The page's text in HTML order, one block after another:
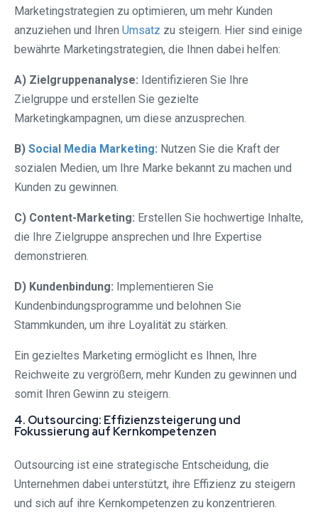
Marketingstrategien zu optimieren, um mehr Kunden
anzuziehen und Ihren Umsatz zu steigern. Hier sind einige
bewährte Marketingstrategien, die Ihnen dabei helfen:
A) Zielgruppenanalyse: Identifizieren Sie Ihre
Zielgruppe und erstellen Sie gezielte
Marketingkampagnen, um diese anzusprechen.
B) Social Media Marketing: Nutzen Sie die Kraft der
sozialen Medien, um Ihre Marke bekannt zu machen und
Kunden zu gewinnen.
C) Content-Marketing: Erstellen Sie hochwertige Inhalte,
die Ihre Zielgruppe ansprechen und Ihre Expertise
demonstrieren.
D) Kundenbindung: Implementieren Sie
Kundenbindungsprogramme und belohnen Sie
Stammkunden, um ihre Loyalität zu stärken.
Ein gezieltes Marketing ermöglicht es Ihnen, Ihre
Reichweite zu vergrößern, mehr Kunden zu gewinnen und
somit Ihren Gewinn zu steigern.
4. Outsourcing: Effizienzsteigerung und
Fokussierung auf Kernkompetenzen
Outsourcing ist eine strategische Entscheidung, die
Unternehmen dabei unterstützt, ihre Effizienz zu steigern
und sich auf ihre Kernkompetenzen zu konzentrieren.